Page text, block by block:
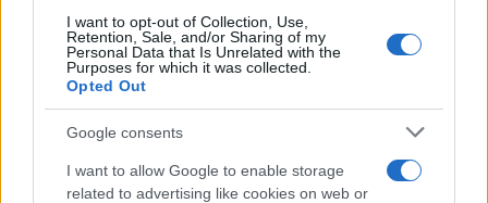
I want to opt-out of Collection, Use,
Retention, Sale, and/or Sharing of my
Personal Data that Is Unrelated with the
Purposes for which it was collected.
Opted Out
Google consents
I want to allow Google to enable storage
related to advertising like cookies on web or